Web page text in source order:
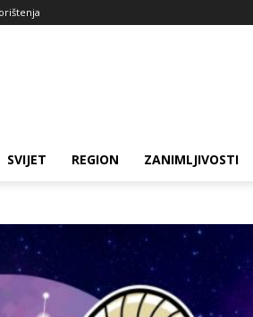
SVIJET REGION ZANIMLJIVOSTI